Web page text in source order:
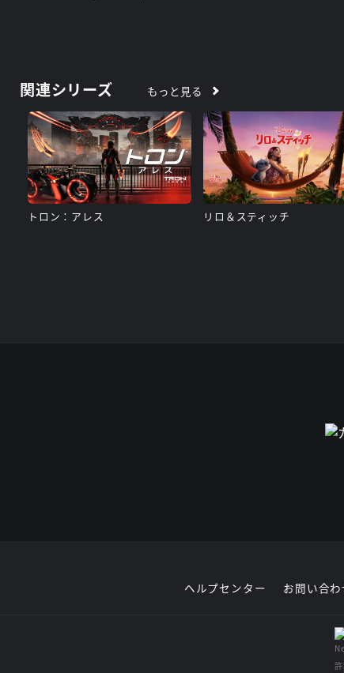
関連シリーズ もっと見る
トロン：アレス リロ＆スティッチ
ヘルプセンター お問い合わ